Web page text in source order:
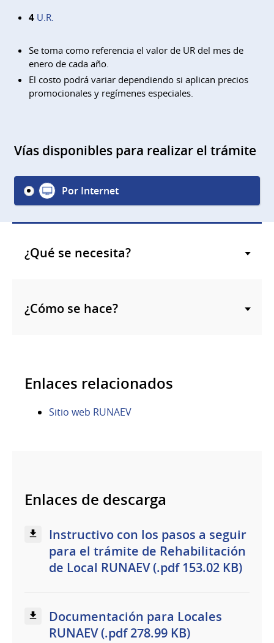
4 U.R.
Se toma como referencia el valor de UR del mes de
enero de cada año.
El costo podrá variar dependiendo si aplican precios
promocionales y regímenes especiales.
Vías disponibles para realizar el trámite
Por Internet
¿Qué se necesita?
¿Cómo se hace?
Enlaces relacionados
Sitio web RUNAEV
Enlaces de descarga
Instructivo con los pasos a seguir
para el trámite de Rehabilitación
de Local RUNAEV (.pdf 153.02 KB)
Documentación para Locales
RUNAEV (.pdf 278.99 KB)